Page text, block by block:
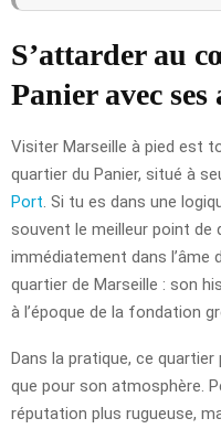
S’attarder au
Panier avec ses
Visiter Marseille à pied est
quartier du Panier, situé à
Port . Si tu es dans une
souvent le meilleur point de
immédiatement dans l’âme
quartier de Marseille : son
à l’époque de la fondation
Dans la pratique, ce
que pour son atmosphère.
réputation plus rugueuse,